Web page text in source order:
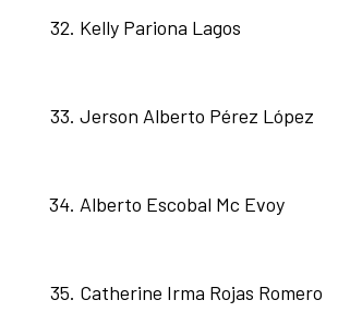
Kelly Pariona Lagos
Jerson Alberto Pérez López
Alberto Escobal Mc Evoy
Catherine Irma Rojas Romero